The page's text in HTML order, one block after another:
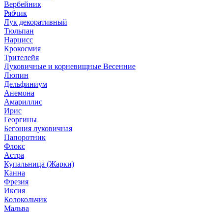
Вербейник
Рябчик
Лук декоративный
Тюльпан
Нарцисс
Крокосмия
Трителейя
Луковичные и корневищные Весенние
Люпин
Дельфиниум
Анемона
Амариллис
Ирис
Георгины
Бегония луковичная
Папоротник
Флокс
Астра
Купальница (Жарки)
Канна
Фрезия
Иксия
Колокольчик
Мальва